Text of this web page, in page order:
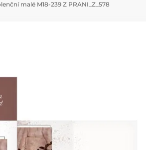
malé M18-239 Z PRANI_Z_578